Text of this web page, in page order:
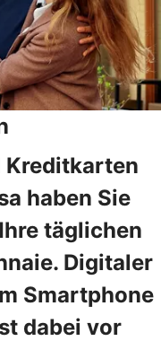
Kreditkarten
haben Sie
täglichen
Digitaler
Smartphone
dabei vor